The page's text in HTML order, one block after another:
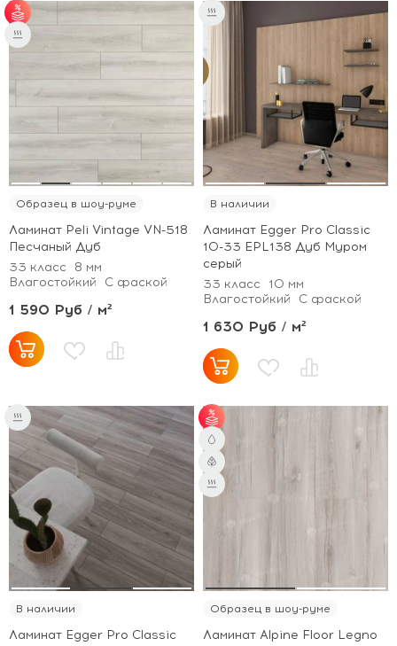
от 70 м² - скидка 7%;
от 100 м² - скидка
Образец в шоу-руме
Ламинат Peli Vintage VN-518
Песчаный Дуб
33 класс
8 мм
Влагостойкий
С фаской
1 590 Руб / м²
В наличии
Ламинат Egger Pro Classic
10-33 EPL138 Дуб Муром
серый
33 класс
10 мм
Влагостойкий
С фаской
1 630 Руб / м²
В наличии
Ламинат Egger Pro Classic
от 101 м² - скидка
Образец в шоу-руме
Ламинат Alpine Floor Legno